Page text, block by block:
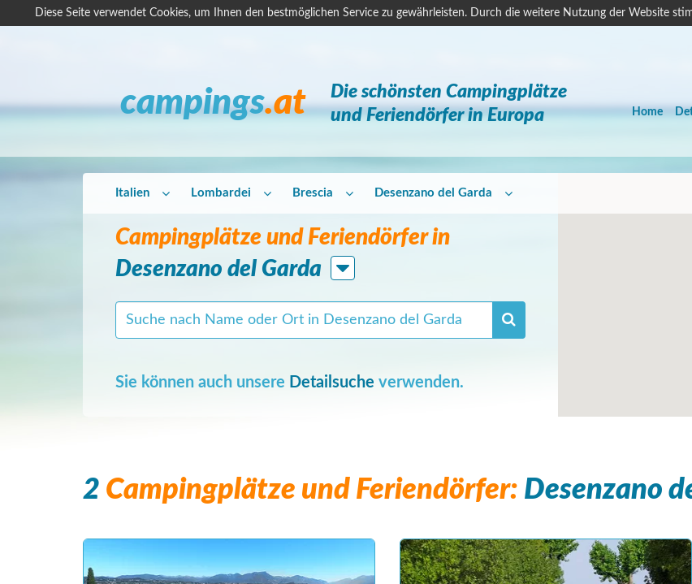
Diese Seite verwendet Cookies, um Ihnen den bestmöglichen Service zu gewährleisten. Durch die weitere Nutzung der Website
campings.at
Die schönsten Campingplätze
und Feriendörfer in Europa
Home
Campingplätze und Feriendörfer in
Desenzano del Garda
Sie können auch unsere Detailsuche verwenden.
Italien Lombardei Brescia Desenzano del Garda
2 Campingplätze und Feriendörfer: Desenzano